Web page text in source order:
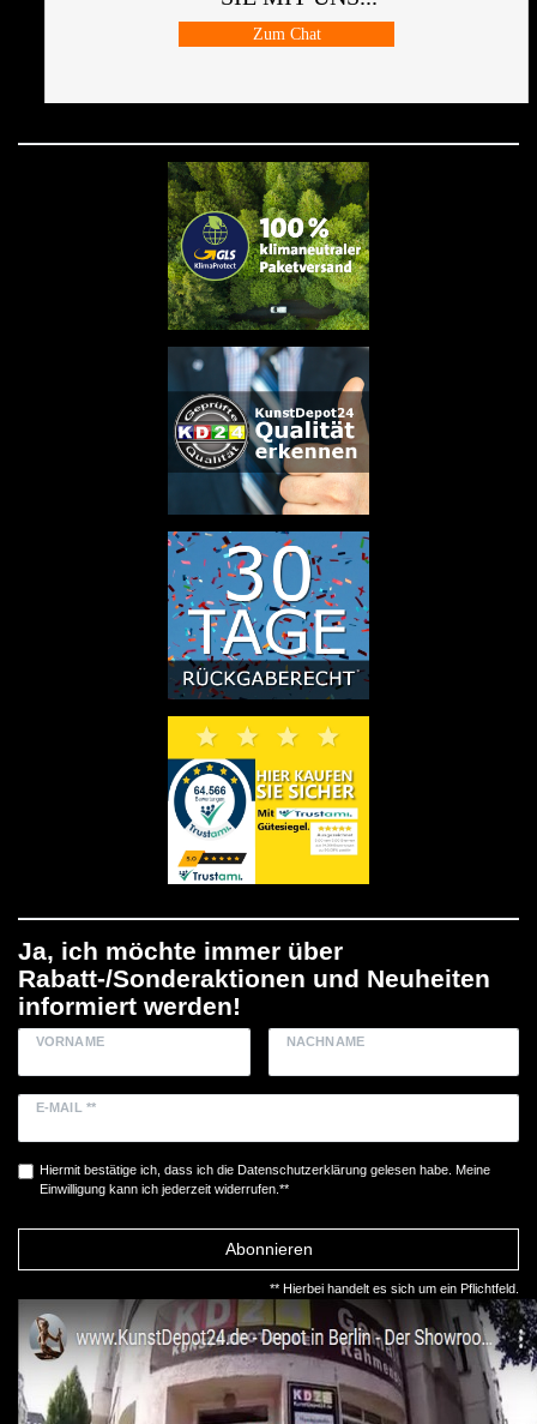
Zum Chat
Ja, ich möchte immer über
Rabatt-/Sonderaktionen und Neuheiten
informiert werden!
VORNAME NACHNAME
E-MAIL **
Hiermit bestätige ich, dass ich die Daten­schutz­erklärunggelesen habe. Meine
Einwilligung kann ich jederzeit widerrufen.**
Abonnieren
** Hierbei handelt es sich um ein Pflichtfeld.